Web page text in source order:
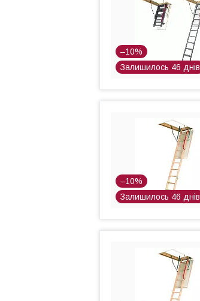
–10%
Залишилось 46 днів
–10%
Залишилось 46 днів